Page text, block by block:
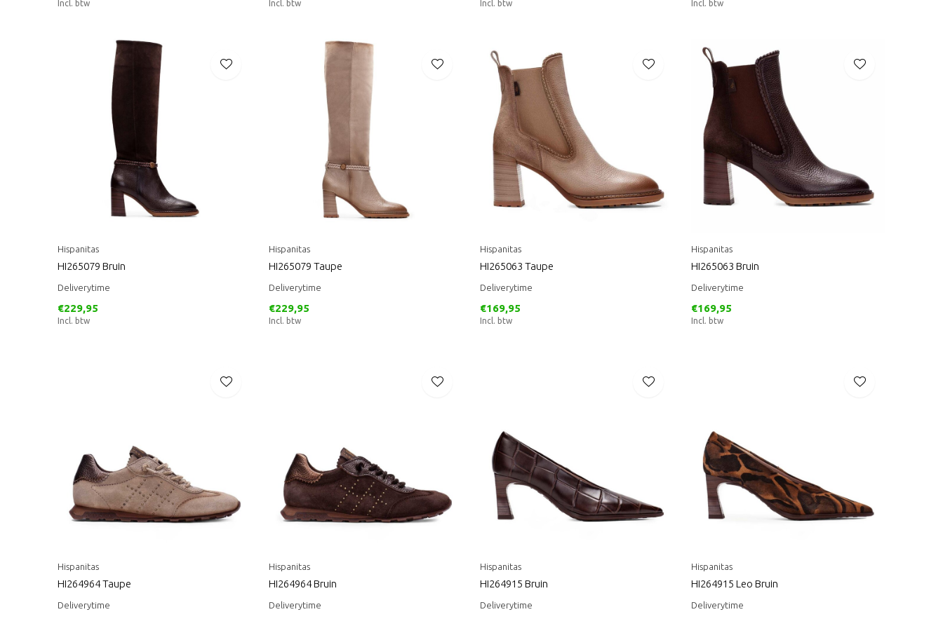
Incl. btw Incl. btw Incl. btw Incl. btw
Hispanitas
HI265079 Bruin
Deliverytime
€229,95
Incl. btw
Hispanitas
HI265079 Taupe
Deliverytime
€229,95
Incl. btw
Hispanitas
HI265063 Taupe
Deliverytime
€169,95
Incl. btw
Hispanitas
HI265063 Bruin
Deliverytime
€169,95
Incl. btw
Hispanitas
HI264964 Taupe
Deliverytime
Hispanitas
HI264964 Bruin
Deliverytime
Hispanitas
HI264915 Bruin
Deliverytime
Hispanitas
HI264915 Leo Bruin
Deliverytime